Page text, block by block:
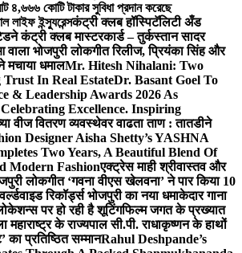
কোটি টাকার সুবিধা প্রদান করেছে
লাইফ ইন্স্যুরেন্সकंट्री क्लब हॉस्पिटॅलिटी अँड
कंट्री क्लब मास्टरकार्ड – तुर्कस्तान सादर
भोजपुरी लोकगीत रिलीज, प्रियंका सिंह और
मचाया धमालMr. Hitesh Nihalani: Two
Trust In Real EstateDr. Basant Goel To
& Leadership Awards 2026 As
Excellence. Inspiring
वीज वितरण व्यवस्थेवर वाढता ताण : तातडीने
Designer Aisha Shetty’s YASHNA
Two Years, A Beautiful Blend Of
Modern Fashionएक्ट्रेस माही श्रीवास्तव और
लोकगीत ‘गवना वीएस खेलवना’ ने पार किया 10
वर्ल्डवाइड रिकॉर्ड्स भोजपुरी का नया धमाकेदार गाना
पर हो रही है शूटिंगफिल्म जगत के प्रख्यात
के राज्यपाल सी.पी. राधाकृष्णन के हाथों
का प्रतिष्ठित सम्मानRahul Deshpande’s